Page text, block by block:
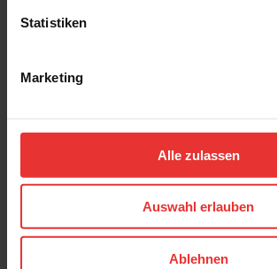
Statistiken
Marketing
Alle zulassen
Auswahl erlauben
Ablehnen
Home Design
Home Design
grau - matt